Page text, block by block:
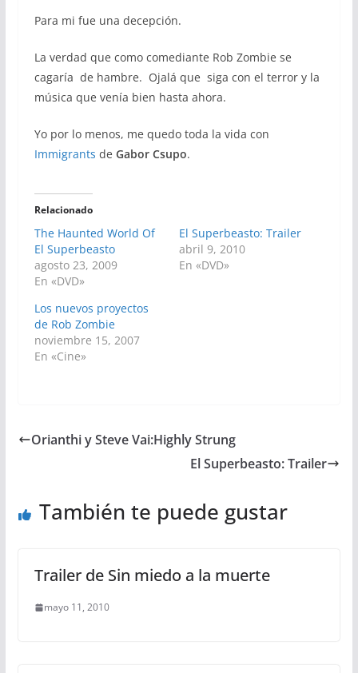
Para mi fue una decepción.
La verdad que como comediante Rob Zombie se
cagaría de hambre. Ojalá que siga con el terror y la
música que venía bien hasta ahora.
Yo por lo menos, me quedo toda la vida con
Immigrants de Gabor Csupo.
Relacionado
The Haunted World Of
El Superbeasto
agosto 23, 2009
En «DVD»
El Superbeasto: Trailer
abril 9, 2010
En «DVD»
Los nuevos proyectos
de Rob Zombie
noviembre 15, 2007
En «Cine»
Orianthi y Steve Vai:Highly Strung
El Superbeasto: Trailer
También te puede gustar
Trailer de Sin miedo a la muerte
mayo 11, 2010